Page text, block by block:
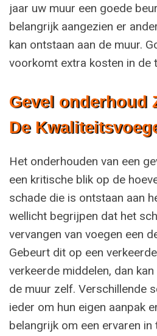
jaar uw muur een goede
belangrijk aangezien er
kan ontstaan aan de muur.
voorkomt extra kosten in de
Gevel onderhoud
De
Het onderhouden van een
een kritische blik op de
schade die is ontstaan aan
wellicht begrijpen dat het
vervangen van voegen een
Gebeurt dit op een
verkeerde middelen, dan
de muur zelf. Verschillende
ieder om hun eigen aanpak
belangrijk om een ervaren